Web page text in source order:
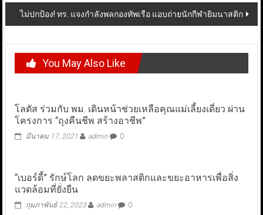
ไม่ปกป้อง! ทร. แจงกำลังพลกองทัพเรือ แอบถ่ายนักกีฬายิมนาสติก
You May Also Like
โลตัส ร่วมกับ พม. เดินหน้าช่วยเหลือคุณแม่เลี้ยงเดี่ยว ผ่าน
โครงการ “ถุงคืนชีพ สร้างอาชีพ”
มีนาคม 17, 2021 admin 0
“เบอร์ดี้” รักษ์โลก ลดขยะพลาสติกและขยะอาหารเพื่อสิ่ง
แวดล้อมที่ยั่งยืน
กุมภาพันธ์ 22, 2023 admin 0